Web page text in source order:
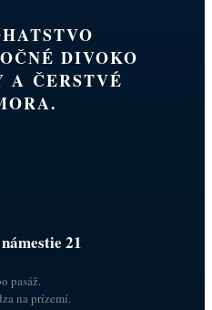
DIVOKO
A ČERSTVÉ
21
pasáž.
na prízemí.